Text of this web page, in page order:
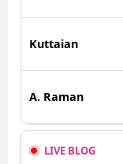
Kuttaian
A. Raman
LIVE BLOG